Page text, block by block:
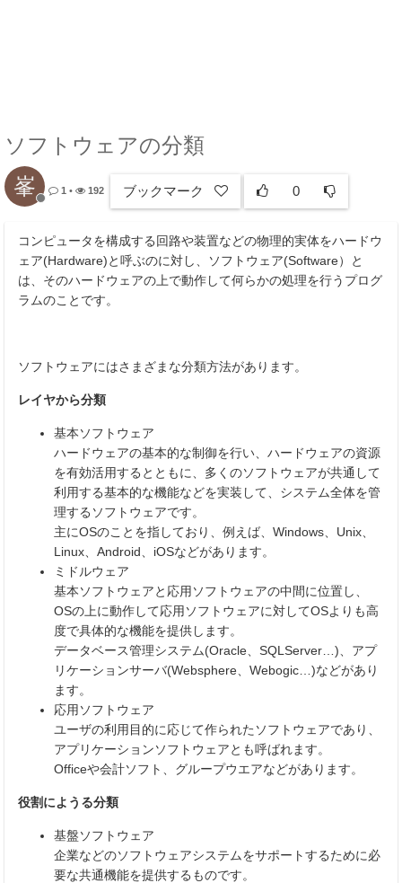
ソフトウェアの分類
峯 1 • 192 ブックマーク 0
コンピュータを構成する回路や装置などの物理的実体をハードウ
ェア(Hardware)と呼ぶのに対し、ソフトウェア(Software）と
は、そのハードウェアの上で動作して何らかの処理を行うプログ
ラムのことです。
ソフトウェアにはさまざまな分類方法があります。
レイヤから分類
基本ソフトウェア
ハードウェアの基本的な制御を行い、ハードウェアの資源
を有効活用するとともに、多くのソフトウェアが共通して
利用する基本的な機能などを実装して、システム全体を管
理するソフトウェアです。
主にOSのことを指しており、例えば、Windows、Unix、
Linux、Android、iOSなどがあります。
ミドルウェア
基本ソフトウェアと応用ソフトウェアの中間に位置し、
OSの上に動作して応用ソフトウェアに対してOSよりも高
度で具体的な機能を提供します。
データベース管理システム(Oracle、SQLServer…)、アプ
リケーションサーバ(Websphere、Webogic…)などがあり
ます。
応用ソフトウェア
ユーザの利用目的に応じて作られたソフトウェアであり、
アプリケーションソフトウェアとも呼ばれます。
Officeや会計ソフト、グループウエアなどがあります。
役割にようる分類
基盤ソフトウェア
企業などのソフトウェアシステムをサポートするために必
要な共通機能を提供するものです。